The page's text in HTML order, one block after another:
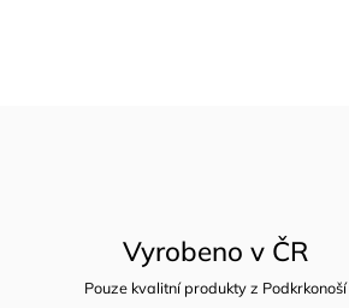
Vyrobeno v ČR
Pouze kvalitní produkty z Podkrkonoší